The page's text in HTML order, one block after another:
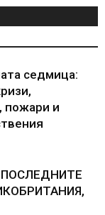
седмица:
пожари и